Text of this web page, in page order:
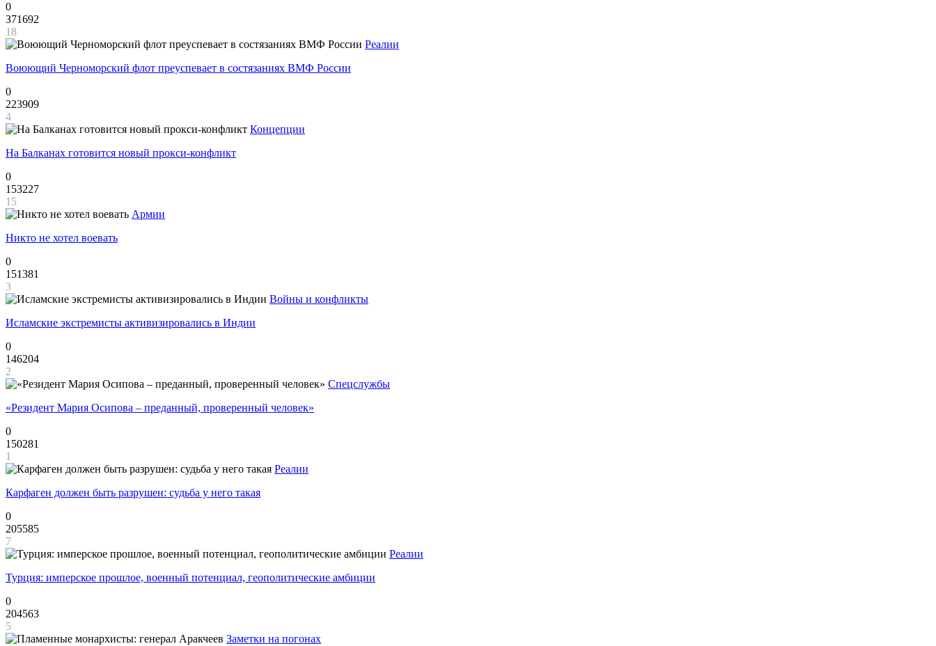
0
371692
18
Реалии
Воюющий Черноморский флот преуспевает в состязаниях ВМФ России
0
223909
4
Концепции
На Балканах готовится новый прокси-конфликт
0
153227
15
Армии
Никто не хотел воевать
0
151381
3
Войны и конфликты
Исламские экстремисты активизировались в Индии
0
146204
2
Спецслужбы
«Резидент Мария Осипова – преданный, проверенный человек»
0
150281
1
Реалии
Карфаген должен быть разрушен: судьба у него такая
0
205585
7
Реалии
Турция: имперское прошлое, военный потенциал, геополитические амбиции
0
204563
5
Заметки на погонах